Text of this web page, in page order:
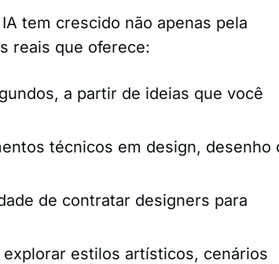
tem crescido não apenas pela
reais que oferece:
a partir de ideias que você
técnicos em design, desenho
de contratar designers para
estilos artísticos, cenários